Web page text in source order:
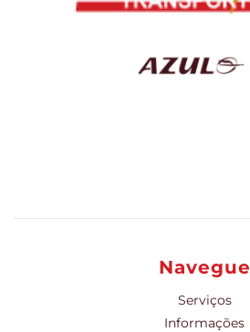
Navegue
Serviços
Informações